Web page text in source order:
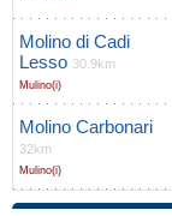
Molino di Cadi
Lesso 30.9km
Mulino(i)
Molino Carbonari
32km
Mulino(i)